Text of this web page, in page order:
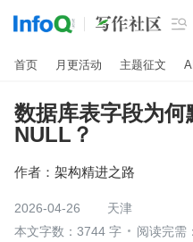

首页 月更活动 主题征文
数据库表字段为
NULL？
作者： 架构精进之路
2026-04-26
天津
本文字数：3744 字
阅读完需